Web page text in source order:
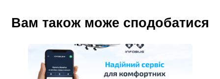
Вам також може сподобатися